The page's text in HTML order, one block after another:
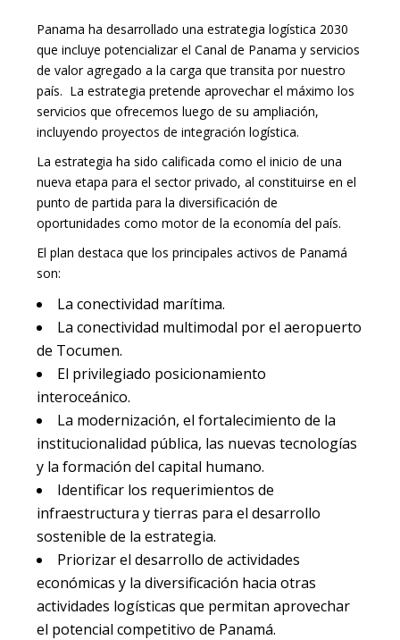
Panama ha desarrollado una estrategia logística 2030
que incluye potencializar el Canal de Panama y servicios
de valor agregado a la carga que transita por nuestro
país. La estrategia pretende aprovechar el máximo los
servicios que ofrecemos luego de su ampliación,
incluyendo proyectos de integración logística.
La estrategia ha sido calificada como el inicio de una
nueva etapa para el sector privado, al constituirse en el
punto de partida para la diversificación de
oportunidades como motor de la economía del país.
El plan destaca que los principales activos de Panamá
son:
La conectividad marítima.
La conectividad multimodal por el aeropuerto
de Tocumen.
El privilegiado posicionamiento
interoceánico.
La modernización, el fortalecimiento de la
institucionalidad pública, las nuevas tecnologías
y la formación del capital humano.
Identificar los requerimientos de
infraestructura y tierras para el desarrollo
sostenible de la estrategia.
Priorizar el desarrollo de actividades
económicas y la diversificación hacia otras
actividades logísticas que permitan aprovechar
el potencial competitivo de Panamá.